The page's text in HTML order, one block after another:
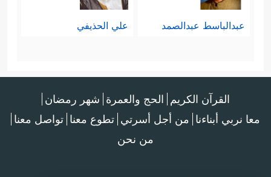
الناس﴿وَلِأُحِلَّ لَكُم بَعۡضَ ٱلَّذِی حُرِّمَ عَلَیۡكُمۡ﴾.
﴿وَأُبۡرِئُ ٱلۡأَكۡمَهَ وَٱلۡأَبۡرَصَ﴾
عبدالباسط عبدالصمد علي الحذيفي
القرآن الكريم الحج والعمرة شهر رمضان
معا نربي أبناءنا من أجل أسرتي تطوع معنا تواصل معنا
من نحن